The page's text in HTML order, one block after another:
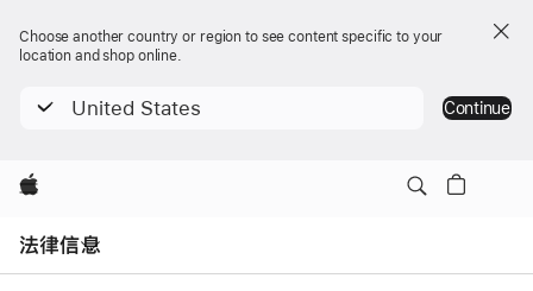
Choose another country or region to see content specific to your
location and shop online.
United States Continue
Apple
法律信息
Menu